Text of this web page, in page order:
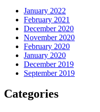
January 2022
February 2021
December 2020
November 2020
February 2020
January 2020
December 2019
September 2019
Categories